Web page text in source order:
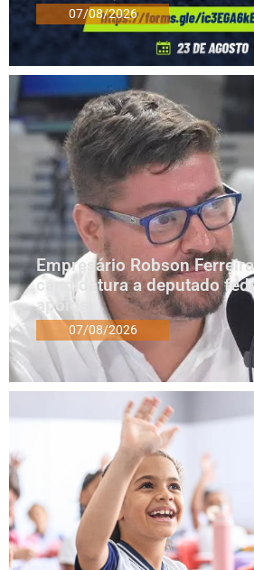
07/08/2026
Empresário Robson
candidatura a deputado
apoios
07/08/2026